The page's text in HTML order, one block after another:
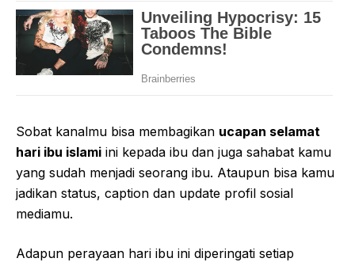
Sobat kanalmu bisa membagikan ucapan selamat
hari ibu islami ini kepada ibu dan juga sahabat kamu
yang sudah menjadi seorang ibu. Ataupun bisa kamu
jadikan status, caption dan update profil sosial
mediamu.
Adapun perayaan hari ibu ini diperingati setiap